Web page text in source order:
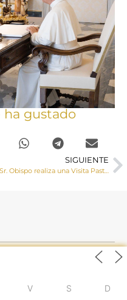
ha gustado
SIGUIENTE
El Sr. Obispo realiza una Visita Pastoral a Moncalvillo de Huete y Vellisca
V S D